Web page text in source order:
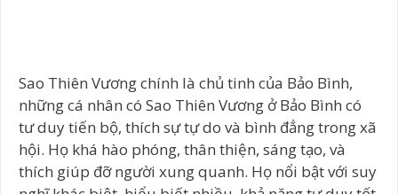
Sao Thiên Vương chính là chủ tinh của Bảo Bình,
những cá nhân có Sao Thiên Vương ở Bảo Bình có
tư duy tiến bộ, thích sự tự do và bình đẳng trong xã
hội. Họ khá hào phóng, thân thiện, sáng tạo, và
thích giúp đỡ người xung quanh. Họ nổi bật với suy